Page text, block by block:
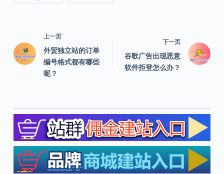
上一页
外贸独立站的订单
编号格式都有哪些
呢？
下一页
谷歌广告出现恶意
软件拒登怎么办？